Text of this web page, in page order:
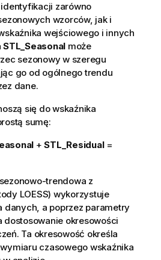
zarówno
wzorców, jak i
wejściowego i innych
STL_Seasonal może
sezonowy w szeregu
go od ogólnego trendu
dane.
się do wskaźnika
sumę:
+STL_Residual=
trendowa z
LOESS) wykorzystuje
danych, a poprzez parametry
okresowości
Ta okresowość określa
czasowego wskaźnika